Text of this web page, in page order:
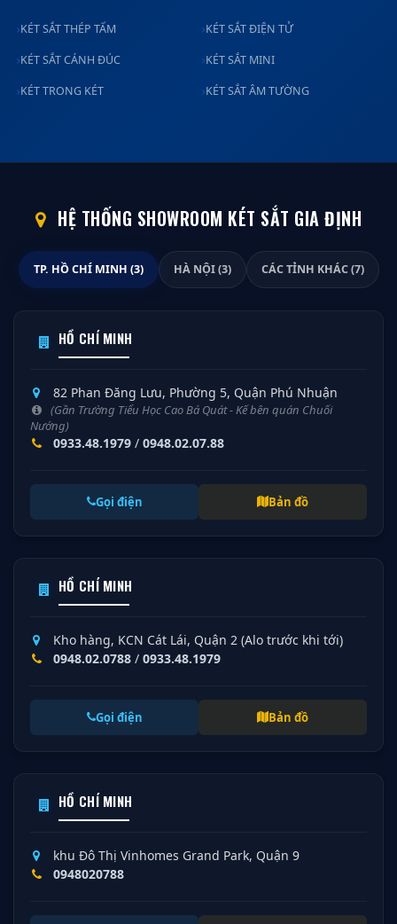
KÉT SẮT THÉP TẤM KÉT SẮT ĐIỆN TỬ
KÉT SẮT CÁNH ĐÚC KÉT SẮT MINI
KÉT TRONG KÉT KÉT SẮT ÂM TƯỜNG
HỆ THỐNG SHOWROOM KÉT SẮT GIA ĐỊNH
TP. HỒ CHÍ MINH (3) HÀ NỘI (3) CÁC TỈNH KHÁC (7)
HỒ CHÍ MINH
82 Phan Đăng Lưu, Phường 5, Quận Phú Nhuận
(Gần Trường Tiểu Học Cao Bá Quát - Kế bên quán Chuối
Nướng)
0933.48.1979 / 0948.02.07.88
Gọi điện Bản đồ
HỒ CHÍ MINH
Kho hàng, KCN Cát Lái, Quận 2 (Alo trước khi tới)
0948.02.0788 / 0933.48.1979
Gọi điện Bản đồ
HỒ CHÍ MINH
khu Đô Thị Vinhomes Grand Park, Quận 9
0948020788